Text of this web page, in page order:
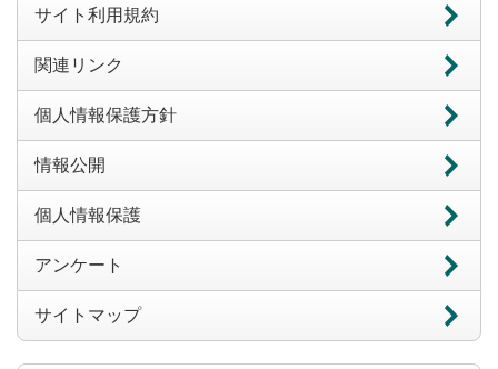
サイト利用規約
関連リンク
個人情報保護方針
情報公開
個人情報保護
アンケート
サイトマップ